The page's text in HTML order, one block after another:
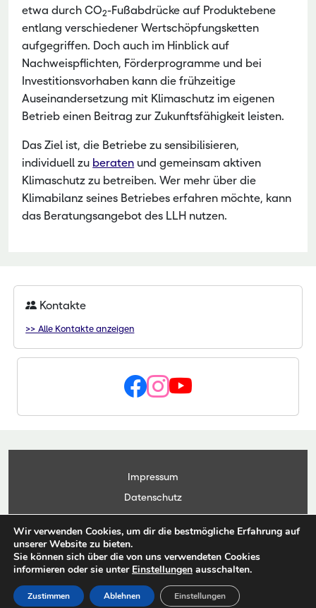
etwa durch CO2-Fußabdrücke auf Produktebene
entlang verschiedener Wertschöpfungsketten
aufgegriffen. Doch auch im Hinblick auf
Nachweispflichten, Förderprogramme und bei
Investitionsvorhaben kann die frühzeitige
Auseinandersetzung mit Klimaschutz im eigenen
Betrieb einen Beitrag zur Zukunftsfähigkeit leisten.
Das Ziel ist, die Betriebe zu sensibilisieren,
individuell zu beraten und gemeinsam aktiven
Klimaschutz zu betreiben. Wer mehr über die
Klimabilanz seines Betriebes erfahren möchte, kann
das Beratungsangebot des LLH nutzen.
Kontakte
>> Alle Kontakte anzeigen
Impressum
Datenschutz
Kontakt
Anwendungsportal
© Copyright Landesbetrieb Landwirtschaft Hessen 2026
Wir verwenden Cookies, um dir die bestmögliche Erfahrung auf
unserer Website zu bieten.
Sie können sich über die von uns verwendeten Cookies
informieren oder sie unter Einstellungen ausschalten.
Zustimmen Ablehnen Einstellungen